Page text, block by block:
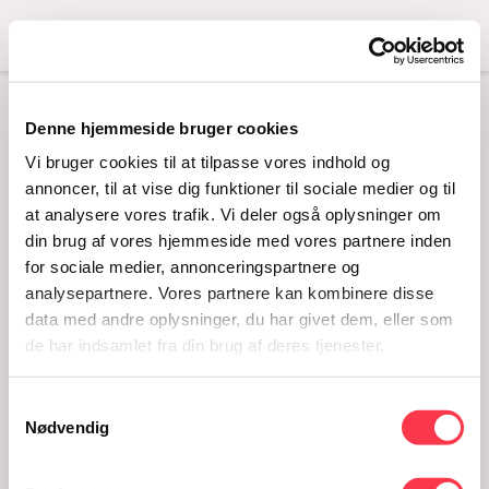
Denne hjemmeside bruger cookies
Vi bruger cookies til at tilpasse vores indhold og
annoncer, til at vise dig funktioner til sociale medier og til
at analysere vores trafik. Vi deler også oplysninger om
din brug af vores hjemmeside med vores partnere inden
for sociale medier, annonceringspartnere og
analysepartnere. Vores partnere kan kombinere disse
data med andre oplysninger, du har givet dem, eller som
de har indsamlet fra din brug af deres tjenester.
Nødvendig
Menu
INDE – UDE – VÆK
1. juli - 26. august 2019